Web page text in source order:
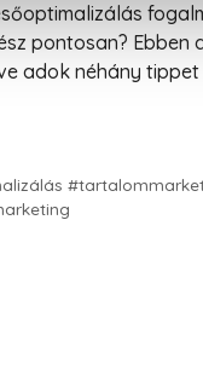
pontosan? Ebben
adok néhány